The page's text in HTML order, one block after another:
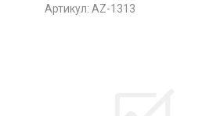
Артикул: AZ-1313